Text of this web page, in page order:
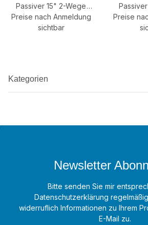
Passiver 15" 2-Wege
Lautsprecher
Preise nach Anmeldung
sichtbar
Preise
Kategorien
Newsletter
Bitte senden Sie mir
Datenschutzerklärung
widerruflich Informationen zu Ihrem
E-Mail zu.